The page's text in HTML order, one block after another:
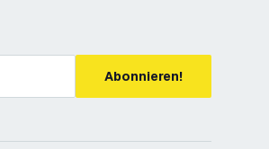
Abonnieren!